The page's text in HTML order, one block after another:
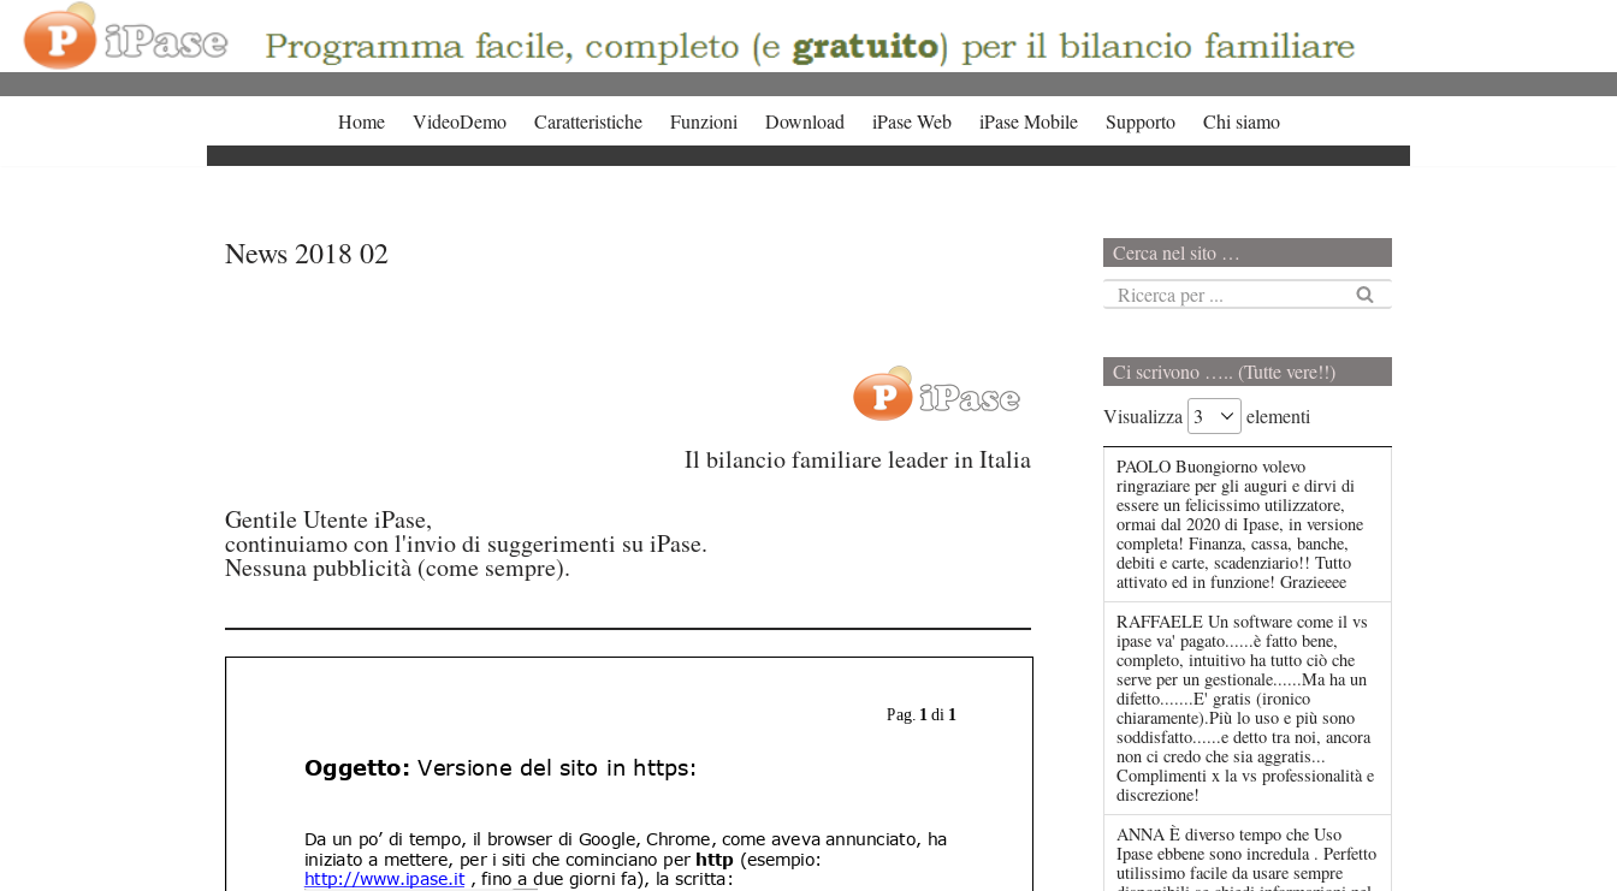
Vai
al
contenuto
Home
VideoDemo Caratteristiche Funzioni Download iPase Web iPase Mobile Supporto Chi siamo
News 2018 02
Il bilancio familiare leader in Italia
Gentile Utente iPase,
continuiamo con l'invio di suggerimenti su iPase.
Nessuna pubblicità (come sempre).
Cerca nel sito …
Ci scrivono ….. (Tutte vere!!)
Visualizza
elementi
PAOLO Buongiorno volevo
ringraziare per gli auguri e dirvi di
essere un felicissimo utilizzatore,
ormai dal 2020 di Ipase, in versione
completa! Finanza, cassa, banche,
debiti e carte, scadenziario!! Tutto
attivato ed in funzione! Grazieeee
RAFFAELE Un software come il vs
ipase va' pagato......è fatto bene,
completo, intuitivo ha tutto ciò che
serve per un gestionale......Ma ha un
difetto.......E' gratis (ironico
chiaramente).Più lo uso e più sono
soddisfatto......e detto tra noi, ancora
non ci credo che sia aggratis...
Complimenti x la vs professionalità e
discrezione!
ANNA È diverso tempo che Uso
Ipase ebbene sono incredula . Perfetto
utilissimo facile da usare sempre